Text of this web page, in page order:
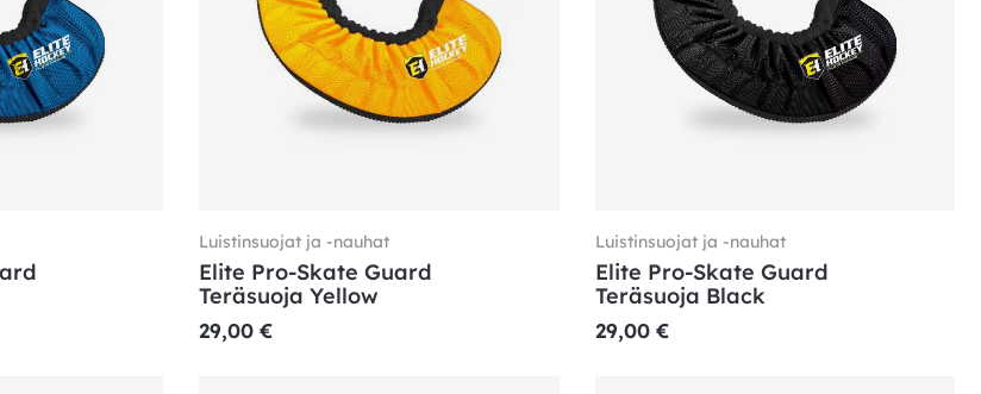
Luistinsuojat ja -nauhat
Elite Pro-Skate Guard
Teräsuoja Yellow
29,00 €
Luistinsuojat ja -nauhat
Elite Pro-Skate Guard
Teräsuoja Black
29,00 €